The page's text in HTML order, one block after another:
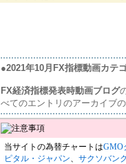
●2021年10月FX指標動画カテ
FX経済指標発表時動画ブログ
べてのエントリのアーカイブ
当サイトの為替チャートはGMO
ピタル・ジャパン、 サクソバン